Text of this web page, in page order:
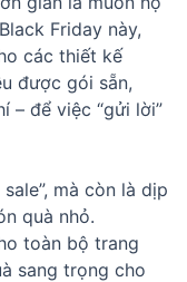
Friday này,
các thiết kế
được gói sẵn,
– để việc “gửi lời”
mà còn là dịp
quà nhỏ.
toàn bộ trang
sang trọng cho